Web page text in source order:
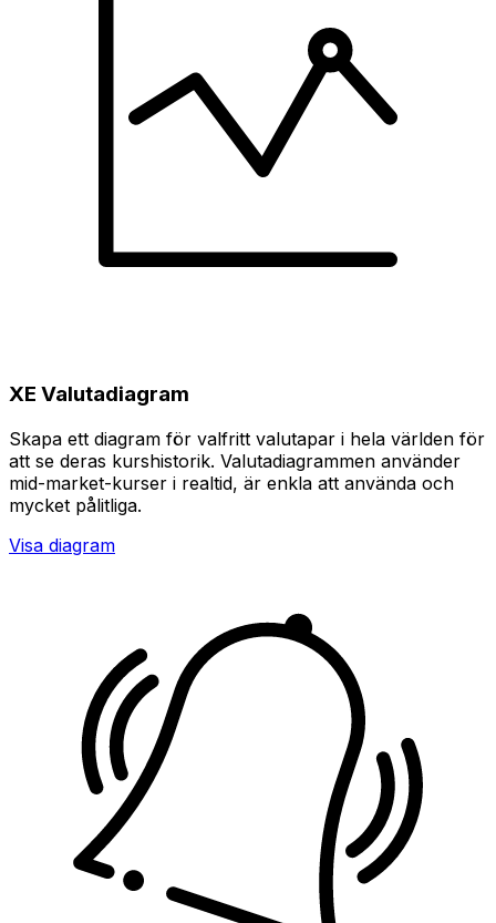
XE Valutadiagram
Skapa ett diagram för valfritt valutapar i hela världen för
att se deras kurshistorik. Valutadiagrammen använder
mid-market-kurser i realtid, är enkla att använda och
mycket pålitliga.
Visa diagram